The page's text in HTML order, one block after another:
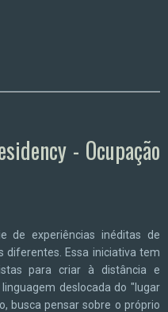
- Ocupação
de experiências inéditas de
diferentes. Essa iniciativa tem
para criar à distância e
deslocada do "lugar
busca pensar sobre o próprio